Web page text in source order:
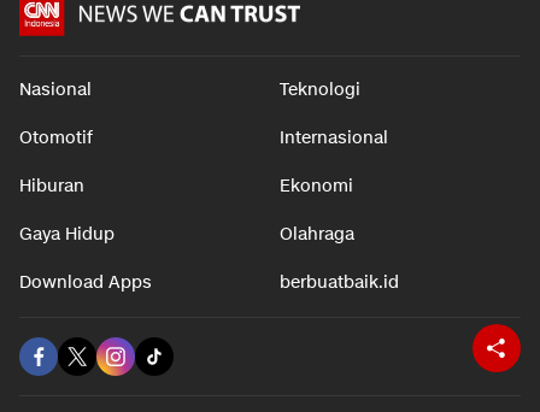
Nasional Teknologi
Otomotif Internasional
Hiburan Ekonomi
Gaya Hidup Olahraga
Download Apps berbuatbaik.id